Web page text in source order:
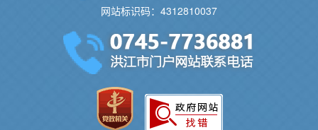
网站标识码：4312810037